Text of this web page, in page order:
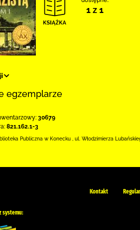
1 z 1
egzemplarze
30679
821.162.1-3
Publiczna w Konecku ul. Włodzimierza
Kontakt
systemu: